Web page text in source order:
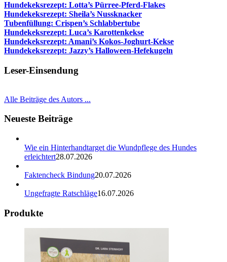
Hundekeksrezept: Lotta’s Pürree-Pferd-Flakes
Hundekeksrezept: Sheila’s Nussknacker
Tubenfüllung: Crispen’s Schlabbertube
Hundekeksrezept: Luca’s Karottenkekse
Hundekeksrezept: Amani’s Kokos-Joghurt-Kekse
Hundekeksrezept: Jazzy’s Halloween-Hefekugeln
Leser-Einsendung
Alle Beiträge des Autors ...
Neueste Beiträge
Wie ein Hinterhandtarget die Wundpflege des Hundes
erleichtert28.07.2026
Faktencheck Bindung20.07.2026
Ungefragte Ratschläge16.07.2026
Produkte